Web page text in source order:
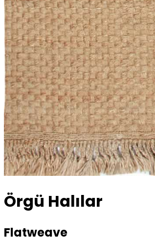
Örgü Halılar
Flatweave